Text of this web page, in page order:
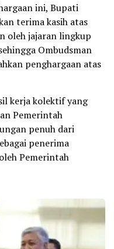
ini, Bupati
terima kasih atas
oleh jajaran lingkup
Ombudsman
penghargaan atas
kerja kolektif yang
Pemerintah
penuh dari
penerima
Pemerintah